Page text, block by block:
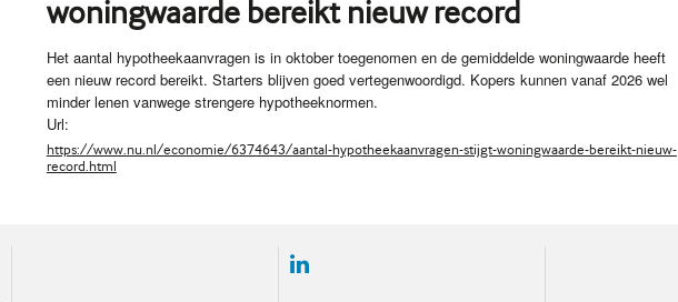
woningwaarde bereikt nieuw record
Het aantal hypotheekaanvragen is in oktober toegenomen en de gemiddelde woningwaarde heeft
een nieuw record bereikt. Starters blijven goed vertegenwoordigd. Kopers kunnen vanaf 2026 wel
minder lenen vanwege strengere hypotheeknormen.
Url:
https://www.nu.nl/economie/6374643/aantal-hypotheekaanvragen-stijgt-woningwaarde-bereikt-nieuw-
record.html